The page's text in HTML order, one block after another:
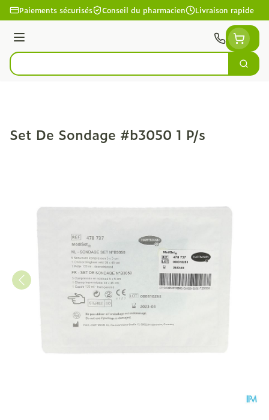
Aller au contenu
Paiements sécurisés Conseil du pharmacien Livraison rapide
Menu
Rechercher
Set De Sondage #b3050 1 P/s